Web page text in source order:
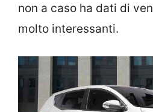
non a caso ha dati di
molto interessanti.